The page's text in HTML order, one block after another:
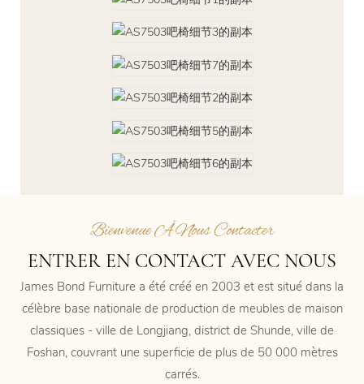
Bienvenue À Nous Contacter
ENTRER EN CONTACT AVEC NOUS
James Bond Furniture a été créé en 2003 et est situé dans la
célèbre base nationale de production de meubles de maison
classiques - ville de Longjiang, district de Shunde, ville de
Foshan, couvrant une superficie de plus de 50 000 mètres
carrés.